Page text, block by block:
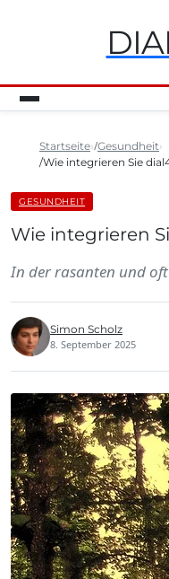
Startseite Gesundheit
Wie integrieren Sie
GESUNDHEIT
Wie integrieren
In der rasanten und
Simon Scholz
8. September 2025